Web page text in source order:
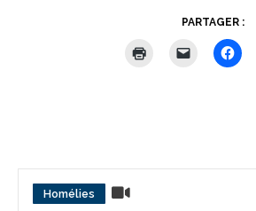
PARTAGER :
Homélies